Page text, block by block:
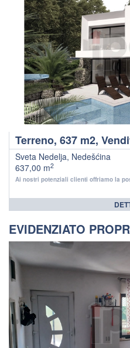
Sveta Nedelja, Nedešćina
637,00 m2
Ai nostri potenziali clienti offriamo la
EVIDENZIATO